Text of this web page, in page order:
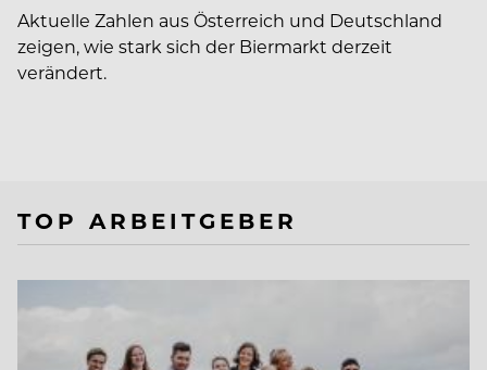
Aktuelle Zahlen aus Österreich und Deutschland
zeigen, wie stark sich der Biermarkt derzeit
verändert.
TOP ARBEITGEBER